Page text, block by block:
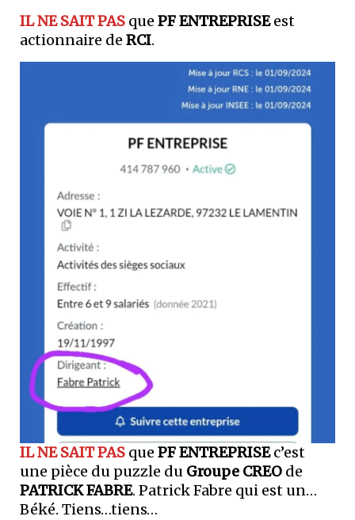
IL NE SAIT PAS que PF ENTREPRISEest
actionnaire de RCI.
IL NE SAIT PAS que PF ENTREPRISEc’est
une pièce du puzzle du Groupe CREO de
PATRICK FABRE. Patrick Fabre qui est un…
Béké. Tiens…tiens…